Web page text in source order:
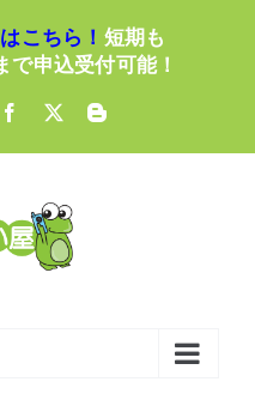
こちら！ 短期も
申込受付可能！
Facebook
X Blogger